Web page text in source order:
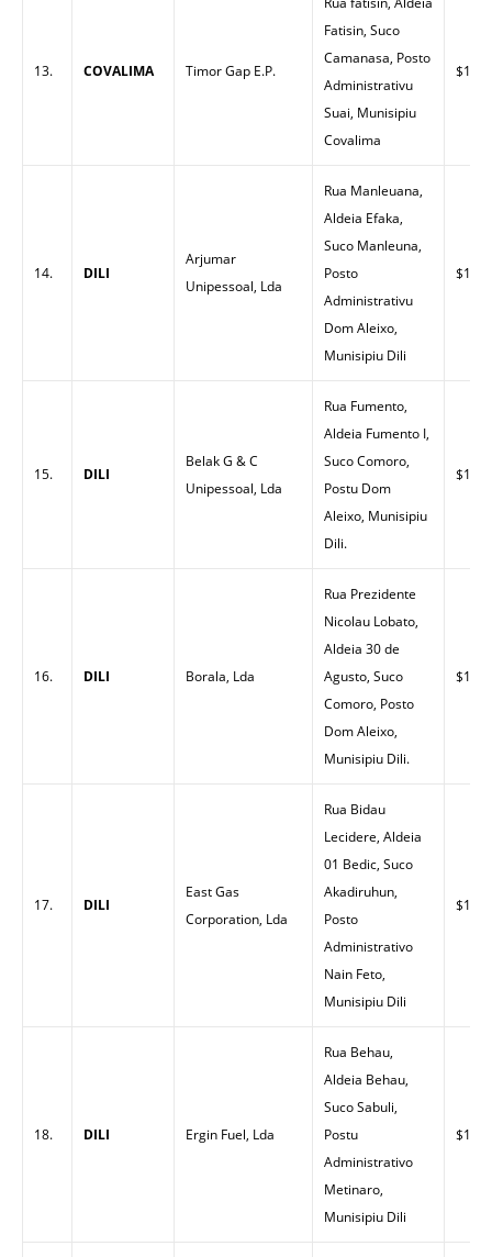
13. COVALIMA Timor Gap E.P.
Fatisin, Suco
Camanasa, Posto
Administrativu
Suai, Munisipiu
Covalima
$1.63
14. DILI
Arjumar
Unipessoal, Lda
Rua Manleuana,
Aldeia Efaka,
Suco Manleuna,
Posto
Administrativu
Dom Aleixo,
Munisipiu Dili
$1.40
15. DILI
Belak G & C
Unipessoal, Lda
Rua Fumento,
Aldeia Fumento I,
Suco Comoro,
Postu Dom
Aleixo, Munisipiu
Dili.
$1.48
16. DILI Borala, Lda
Rua Prezidente
Nicolau Lobato,
Aldeia 30 de
Agusto, Suco
Comoro, Posto
Dom Aleixo,
Munisipiu Dili.
$1.43
17. DILI
East Gas
Corporation, Lda
Rua Bidau
Lecidere, Aldeia
01 Bedic, Suco
Akadiruhun,
Posto
Administrativo
Nain Feto,
Munisipiu Dili
$1.43
18. DILI Ergin Fuel, Lda
Rua Behau,
Aldeia Behau,
Suco Sabuli,
Postu
Administrativo
Metinaro,
Munisipiu Dili
$1.51